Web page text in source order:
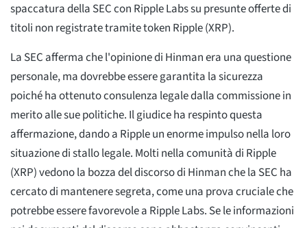
spaccatura della SEC con Ripple Labs su presunte offerte di
titoli non registrate tramite token Ripple (XRP).
La SEC afferma che l'opinione di Hinman era una questione
personale, ma dovrebbe essere garantita la sicurezza
poiché ha ottenuto consulenza legale dalla commissione in
merito alle sue politiche. Il giudice ha respinto questa
affermazione, dando a Ripple un enorme impulso nella loro
situazione di stallo legale. Molti nella comunità di Ripple
(XRP) vedono la bozza del discorso di Hinman che la SEC ha
cercato di mantenere segreta, come una prova cruciale che
potrebbe essere favorevole a Ripple Labs. Se le informazioni